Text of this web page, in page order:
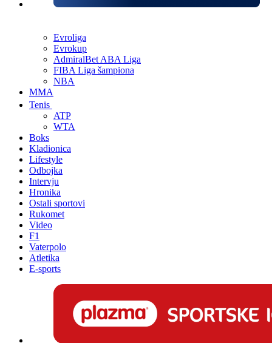
Evroliga
Evrokup
AdmiralBet ABA Liga
FIBA Liga šampiona
NBA
MMA
Tenis
ATP
WTA
Boks
Kladionica
Lifestyle
Odbojka
Intervju
Hronika
Ostali sportovi
Rukomet
Video
F1
Vaterpolo
Atletika
E-sports